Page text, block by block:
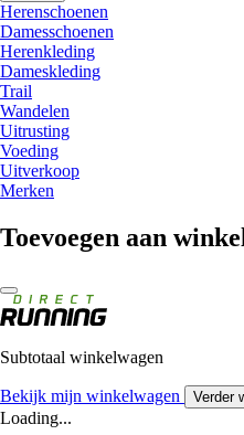
Herenschoenen
Damesschoenen
Herenkleding
Dameskleding
Trail
Wandelen
Uitrusting
Voeding
Uitverkoop
Merken
Toevoegen aan
Subtotaal winkelwagen
Bekijk mijn winkelwagen Verder
Loading...